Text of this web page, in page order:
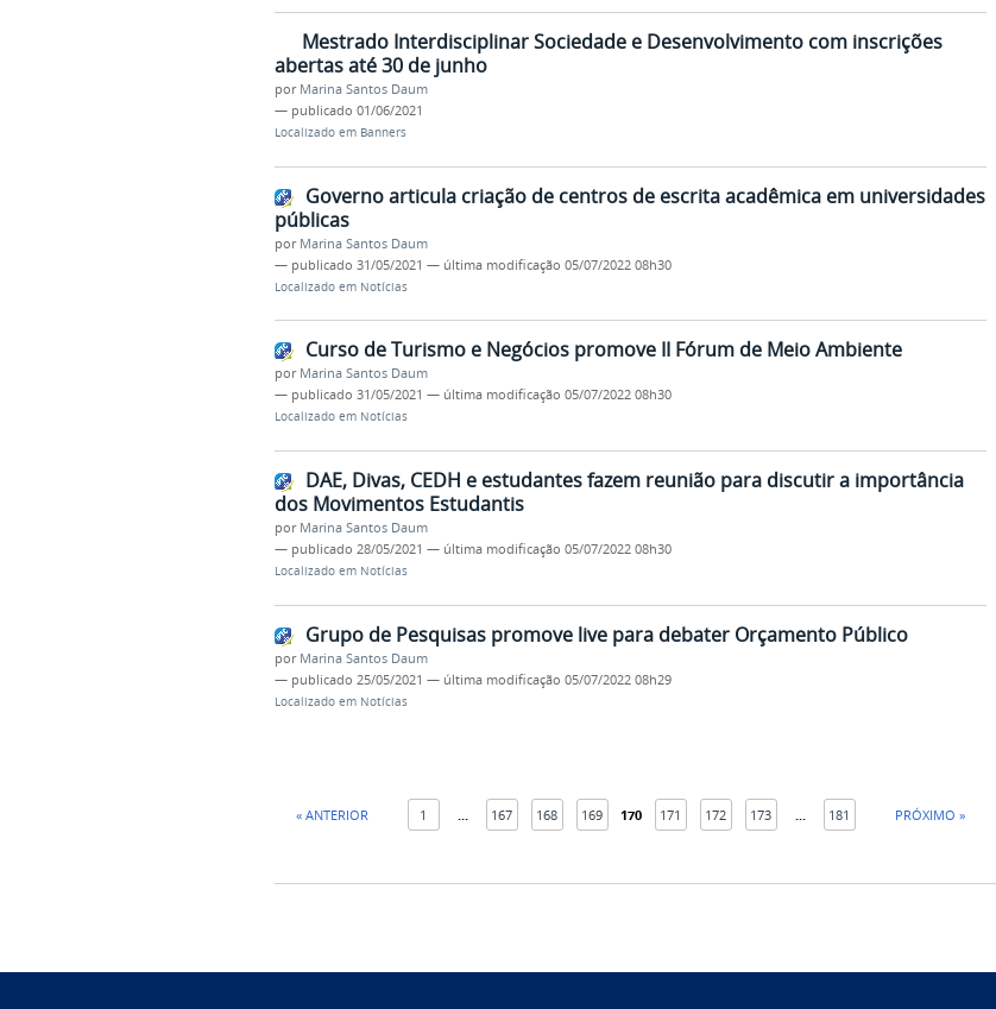
Mestrado Interdisciplinar Sociedade e Desenvolvimento com inscrições
abertas até 30 de junho
por Marina Santos Daum
— publicado 01/06/2021
Localizado em Banners
Governo articula criação de centros de escrita acadêmica em universidades
públicas
por Marina Santos Daum
— publicado 31/05/2021 — última modificação 05/07/2022 08h30
Localizado em Notícias
Curso de Turismo e Negócios promove II Fórum de Meio Ambiente
por Marina Santos Daum
— publicado 31/05/2021 — última modificação 05/07/2022 08h30
Localizado em Notícias
DAE, Divas, CEDH e estudantes fazem reunião para discutir a importância
dos Movimentos Estudantis
por Marina Santos Daum
— publicado 28/05/2021 — última modificação 05/07/2022 08h30
Localizado em Notícias
Grupo de Pesquisas promove live para debater Orçamento Público
por Marina Santos Daum
— publicado 25/05/2021 — última modificação 05/07/2022 08h29
Localizado em Notícias
« ANTERIOR 1 167 168 169 170 171 172 173 181 PRÓXIMO »